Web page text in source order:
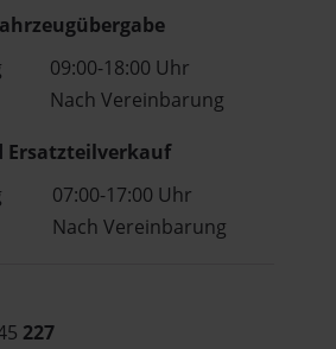
09:00-18:00 Uhr
Nach Vereinbarung
Ersatzteilverkauf
07:00-17:00 Uhr
Nach Vereinbarung
227